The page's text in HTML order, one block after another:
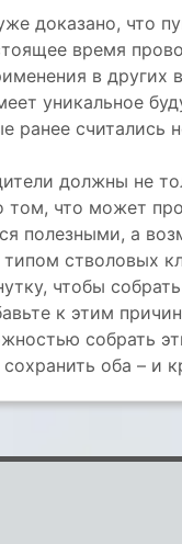
доказано, что
время
в других
уникальное
ранее считались
должны не
том, что может
полезными, а
типом стволовых
чтобы
к этим
собрать
оба – и